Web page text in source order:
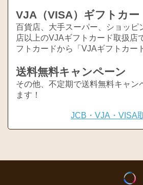
VJA（VISA）ギフトカー
百貨店、大手スーパー、ショッ
店以上のVJAギフトカード取扱店
フトカードから「VJAギフトカー
送料無料キャンペーン
その他、不定期で送料無料キャ
ます！
JCB・VJA・VISA